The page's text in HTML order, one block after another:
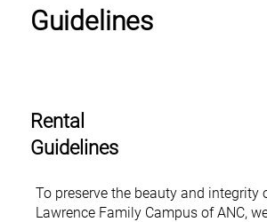
Guidelines
Rental
Guidelines
To preserve the beauty and integrity
Lawrence Family Campus of ANC,